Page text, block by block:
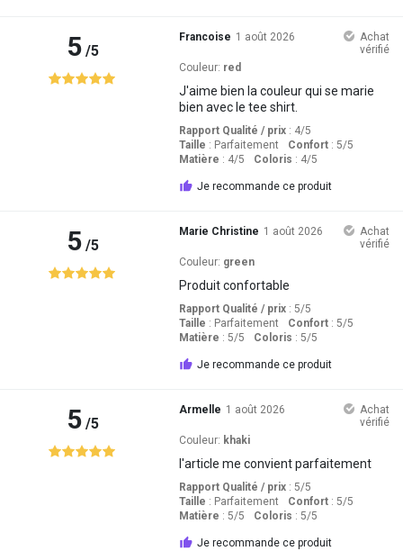
5/5
Francoise 1 août 2026
Achat
vérifié
Couleur: red
J'aime bien la couleur qui se marie
bien avec le tee shirt.
Rapport Qualité / prix: 4/5
Taille : Parfaitement Confort: 5/5
Matière : 4/5 Coloris : 4/5
Je recommande ce produit
5/5
Marie Christine 1 août 2026
Achat
vérifié
Couleur: green
Produit confortable
Rapport Qualité / prix: 5/5
Taille : Parfaitement Confort: 5/5
Matière : 5/5 Coloris : 5/5
Je recommande ce produit
5/5
Armelle 1 août 2026
Achat
vérifié
Couleur: khaki
l'article me convient parfaitement
Rapport Qualité / prix: 5/5
Taille : Parfaitement Confort: 5/5
Matière : 5/5 Coloris : 5/5
Je recommande ce produit